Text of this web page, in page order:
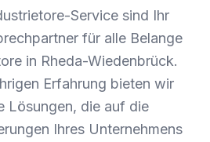
Service sind Ihr
für alle Belange
in Rheda-Wiedenbrück.
Erfahrung bieten wir
Lösungen, die auf die
Ihres Unternehmens